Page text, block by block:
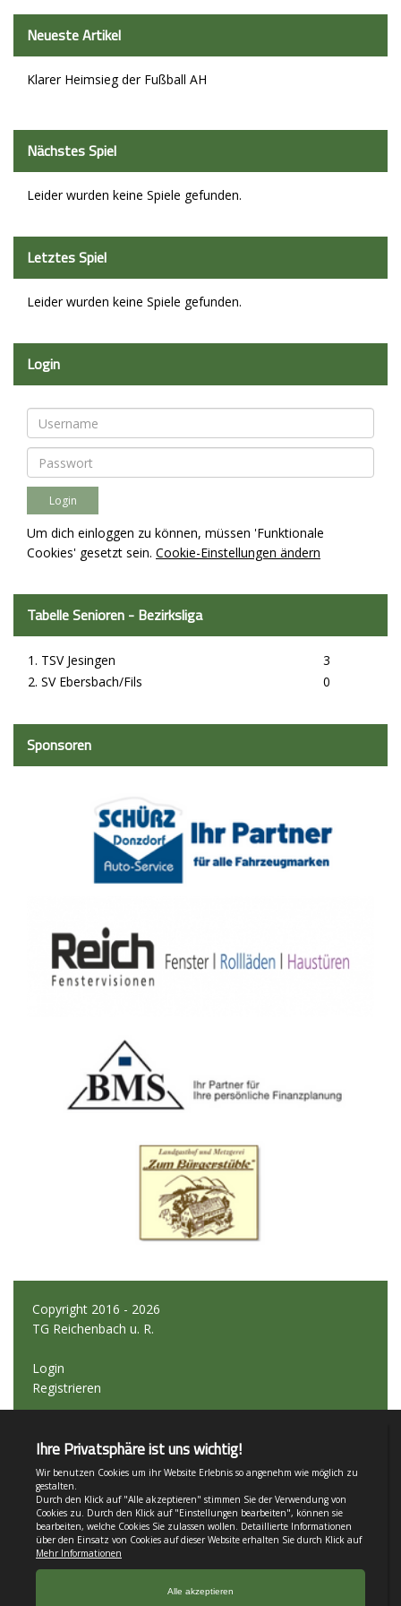
Neueste Artikel
Klarer Heimsieg der Fußball AH
Nächstes Spiel
Leider wurden keine Spiele gefunden.
Letztes Spiel
Leider wurden keine Spiele gefunden.
Login
Um dich einloggen zu können, müssen 'Funktionale
Cookies' gesetzt sein. Cookie-Einstellungen ändern
Tabelle Senioren - Bezirksliga
1. TSV Jesingen
3
2. SV Ebersbach/Fils
0
Sponsoren
Copyright 2016 - 2026
TG Reichenbach u. R.
Login
Registrieren
Teamsports 2
Dein Sportverein online